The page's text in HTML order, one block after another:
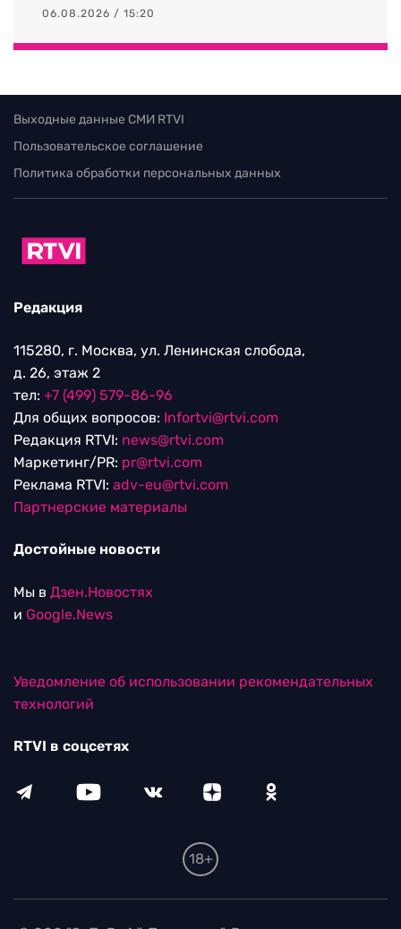
06.08.2026 / 15:20
Выходные данные СМИ RTVI
Пользовательское соглашение
Политика обработки персональных данных
Редакция
115280, г. Москва, ул. Ленинская слобода,
д. 26, этаж 2
тел: +7 (499) 579-86-96
Для общих вопросов: Infortvi@rtvi.com
Редакция RTVI: news@rtvi.com
Маркетинг/PR: pr@rtvi.com
Реклама RTVI: adv-eu@rtvi.com
Партнерские материалы
Достойные новости
Мы в Дзен.Новостях
и Google.News
Уведомление об использовании рекомендательных
технологий
RTVI в соцсетях
18+